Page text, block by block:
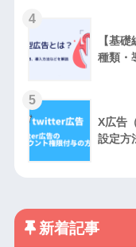
4
【基
種類・
5
X広告
設定方
新着記事